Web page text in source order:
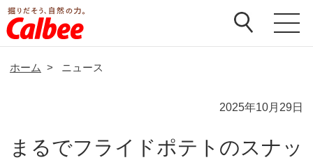
ホーム > ニュース
2025年10月29日
まるでフライドポテトのスナッ